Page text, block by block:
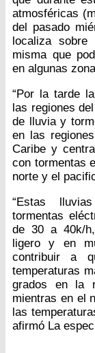
atmosféricas
del pasado
localiza
misma que
en algunas
“Por la tarde
las regiones
de lluvia y
en las
Caribe y
con tormentas
norte y el
“Estas
tormentas
de 30 a 40k/
ligero y en
contribuir a
temperaturas
grados en la
mientras en el
las
afirmó La